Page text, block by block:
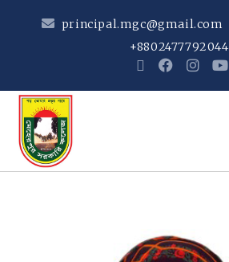
principal.mgc@gmail.com
+8802477792044